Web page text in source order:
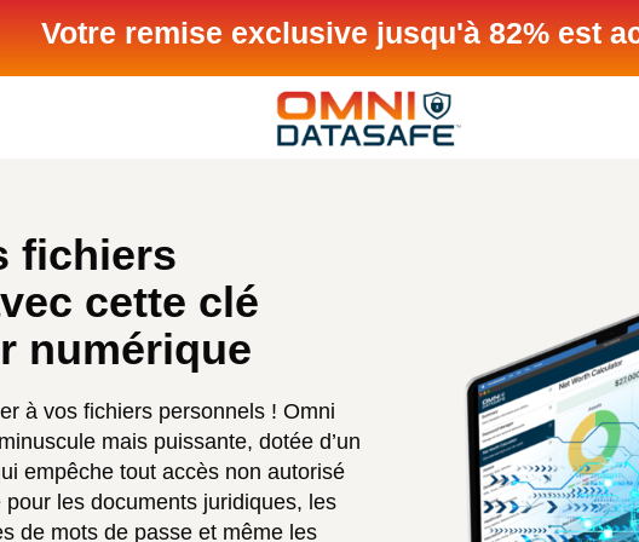
Votre remise exclusive jusqu'à 82% est
fichiers
cette clé
numérique
à vos fichiers personnels ! Omni
mais puissante, dotée d’un
empêche tout accès non autorisé
les documents juridiques, les
de mots de passe et même les